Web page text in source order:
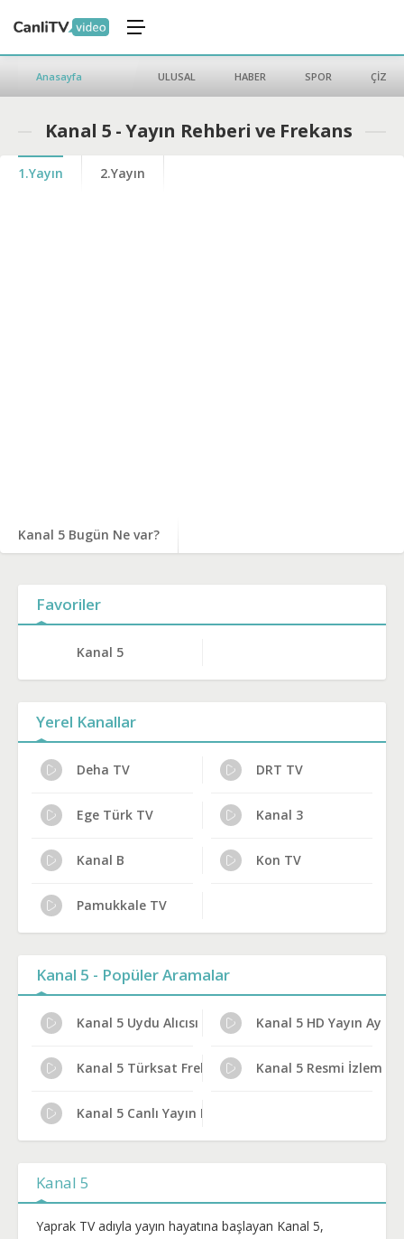
Anasayfa ULUSAL HABER SPOR ÇİZGİ
Kanal 5 - Yayın Rehberi ve Frekans
1.Yayın 2.Yayın
Kanal 5 Bugün Ne var?
Favoriler
Kanal 5
Yerel Kanallar
Deha TV DRT TV
Ege Türk TV Kanal 3
Kanal B Kon TV
Pamukkale TV
Kanal 5 - Popüler Aramalar
Kanal 5 Uydu Alıcısı Ayarları Kanal 5 HD Yayın
Kanal 5 Türksat Frekans BilgileriKanal 5 Resmi İzleme
Kanal 5 Canlı Yayın Bilgileri
Kanal 5
Yaprak TV adıyla yayın hayatına başlayan Kanal 5,